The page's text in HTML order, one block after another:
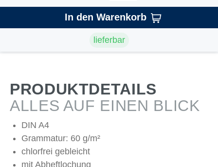
In den Warenkorb
lieferbar
PRODUKTDETAILS
ALLES AUF EINEN BLICK
DIN A4
Grammatur: 60 g/m²
chlorfrei gebleicht
mit Abheftlochung